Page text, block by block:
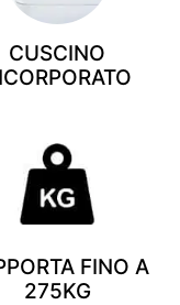
CUSCINO
FINO A
275KG